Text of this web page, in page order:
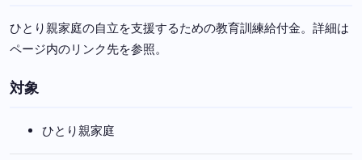
ひとり親家庭の自立を支援するための教育訓練給付金。詳細は
ページ内のリンク先を参照。
対象
ひとり親家庭